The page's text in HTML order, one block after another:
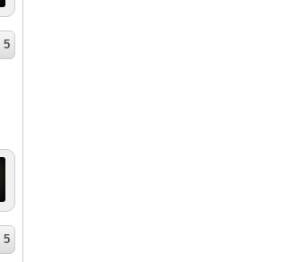
5
5